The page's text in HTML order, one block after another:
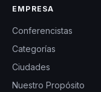
EMPRESA
Conferencistas
Categorías
Ciudades
Nuestro Propósito